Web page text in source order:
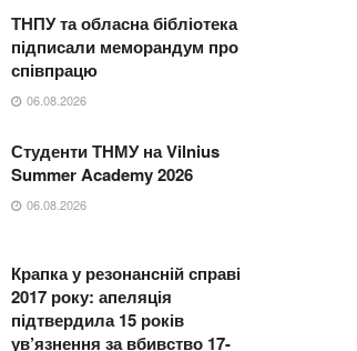
ТНПУ та обласна бібліотека
підписали меморандум про
співпрацю
06.08.2026
Студенти ТНМУ на Vilnius
Summer Academy 2026
06.08.2026
Крапка у резонансній справі
2017 року: апеляція
підтвердила 15 років
ув’язнення за вбивство 17-